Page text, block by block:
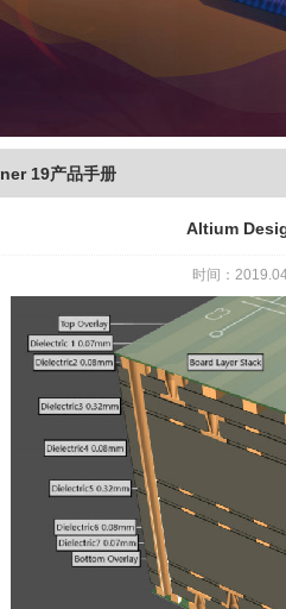
19产品手册
Altium
时间：